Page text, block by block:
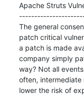
Apache Struts
The general
patch critical
a patch is made
company simply
way? Not all
often, intermediate
lower the risk of